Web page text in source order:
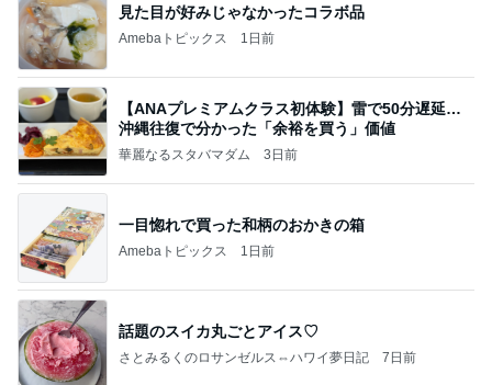
見た目が好みじゃなかったコラボ品
Amebaトピックス 1日前
【ANAプレミアムクラス初体験】雷で50分遅延…
沖縄往復で分かった「余裕を買う」価値
華麗なるスタバマダム 3日前
一目惚れで買った和柄のおかきの箱
Amebaトピックス 1日前
話題のスイカ丸ごとアイス♡
さとみるくのロサンゼルス⇔ハワイ夢日記 7日前